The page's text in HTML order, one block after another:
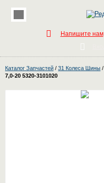
Напишите нам
Каталог Запчастей / 31 Колеса Шины /
7,0-20 5320-3101020